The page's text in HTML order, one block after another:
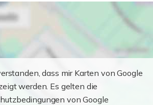
dass mir Karten von Google
werden. Es gelten die
von Google